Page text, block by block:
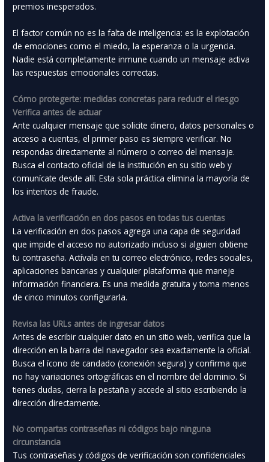
premios inesperados.
El factor común no es la falta de inteligencia: es la explotación
de emociones como el miedo, la esperanza o la urgencia.
Nadie está completamente inmune cuando un mensaje activa
las respuestas emocionales correctas.
Cómo protegerte: medidas concretas para reducir el riesgo
Verifica antes de actuar
Ante cualquier mensaje que solicite dinero, datos personales o
acceso a cuentas, el primer paso es siempre verificar. No
respondas directamente al número o correo del mensaje.
Busca el contacto oficial de la institución en su sitio web y
comunícate desde allí. Esta sola práctica elimina la mayoría de
los intentos de fraude.
Activa la verificación en dos pasos en todas tus cuentas
La verificación en dos pasos agrega una capa de seguridad
que impide el acceso no autorizado incluso si alguien obtiene
tu contraseña. Actívala en tu correo electrónico, redes sociales,
aplicaciones bancarias y cualquier plataforma que maneje
información financiera. Es una medida gratuita y toma menos
de cinco minutos configurarla.
Revisa las URLs antes de ingresar datos
Antes de escribir cualquier dato en un sitio web, verifica que la
dirección en la barra del navegador sea exactamente la oficial.
Busca el ícono de candado (conexión segura) y confirma que
no hay variaciones ortográficas en el nombre del dominio. Si
tienes dudas, cierra la pestaña y accede al sitio escribiendo la
dirección directamente.
No compartas contraseñas ni códigos bajo ninguna
circunstancia
Tus contraseñas y códigos de verificación son confidenciales